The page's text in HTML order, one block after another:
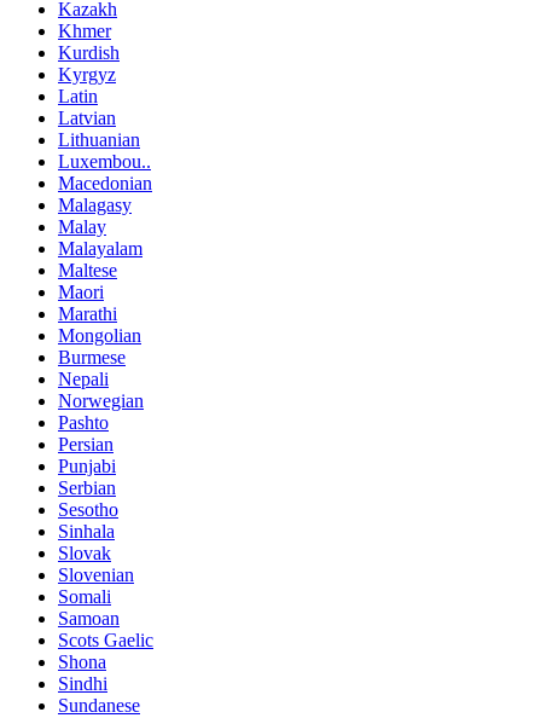
Kazakh
Khmer
Kurdish
Kyrgyz
Latin
Latvian
Lithuanian
Luxembou..
Macedonian
Malagasy
Malay
Malayalam
Maltese
Maori
Marathi
Mongolian
Burmese
Nepali
Norwegian
Pashto
Persian
Punjabi
Serbian
Sesotho
Sinhala
Slovak
Slovenian
Somali
Samoan
Scots Gaelic
Shona
Sindhi
Sundanese